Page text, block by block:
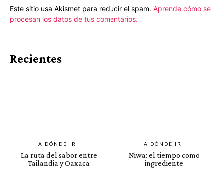
Este sitio usa Akismet para reducir el spam. Aprende cómo se
procesan los datos de tus comentarios.
Recientes
A DÓNDE IR
La ruta del sabor entre
Tailandia y Oaxaca
A DÓNDE IR
Niwa: el tiempo como
ingrediente